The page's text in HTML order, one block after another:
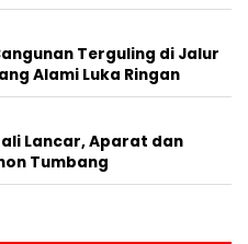
Terguling di Jalur
Alami Luka Ringan
Lancar, Aparat dan
Tumbang